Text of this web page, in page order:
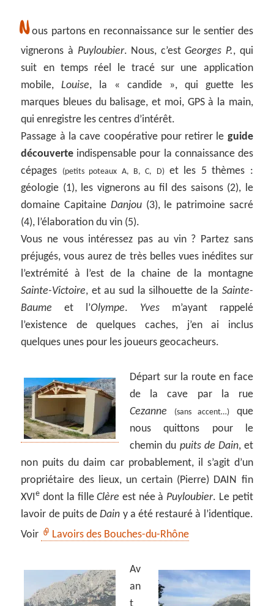
Nous partons en reconnaissance sur le sentier des
vignerons à Puyloubier. Nous, c’estGeorges P., qui
suit en temps réel le tracé sur une application
mobile,Louise, la « candide », qui guette les
marques bleues du balisage, et moi, GPS à la main,
qui enregistre les centres d’intérêt.
Passage à la cave coopérative pour retirer le guide
découverte indispensable pour la connaissance des
cépages
(petits poteaux A, B, C, D)et les 5 thèmes :
géologie (1), les vignerons au fil des saisons (2), le
domaine Capitaine Danjou(3), le patrimoine sacré
(4), l’élaboration du vin (5).
Vous ne vous intéressez pas au vin ? Partez sans
préjugés, vous aurez de très belles vues inédites sur
l’extrémité à l’est de la chaine de la montagne
Sainte-Victoire, et au sud la silhouette de la Sainte-
Baume et l’Olympe. Yvesm’ayant rappelé
l’existence de quelques caches, j’en ai inclus
quelques unes pour les joueurs geocacheurs.
Départ sur la route en face
de la cave par la rue
Cezanne
(sans accent…)
que
nous quittons pour le
chemin du puits de Dain, et
non puits du daim car probablement, il s’agit d’un
propriétaire des lieux, un certain (Pierre) DAIN fin
XVIe dont la filleClère est née à Puyloubier. Le petit
lavoir de puits deDain y a été restauré à l’identique.
Voir
Lavoirs des Bouches-du-Rhône
Av
an
t